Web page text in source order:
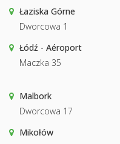
Łaziska Górne
Dworcowa 1
Łódź - Aéroport
Maczka 35
Malbork
Dworcowa 17
Mikołów